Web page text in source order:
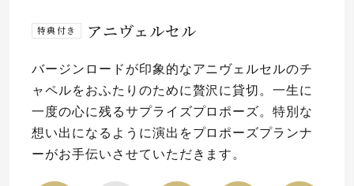
特典付き アニヴェルセル
バージンロードが印象的なアニヴェルセルのチ
ャペルをおふたりのために贅沢に貸切。一生に
一度の心に残るサプライズプロポーズ。特別な
想い出になるように演出をプロポーズプランナ
ーがお手伝いさせていただきます。